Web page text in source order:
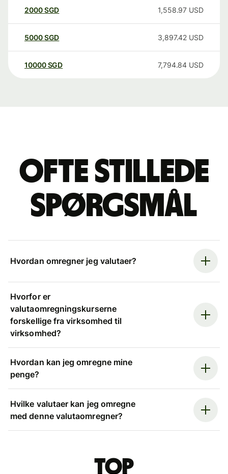
2000SGD 1,558.97 USD
5000SGD 3,897.42 USD
10000 SGD 7,794.84 USD
Ofte stillede
spørgsmål
Hvordan omregner jeg valutaer?
Hvorfor er
valutaomregningskurserne
forskellige fra virksomhed til
virksomhed?
Hvordan kan jeg omregne mine
penge?
Hvilke valutaer kan jeg omregne
med denne valutaomregner?
Top